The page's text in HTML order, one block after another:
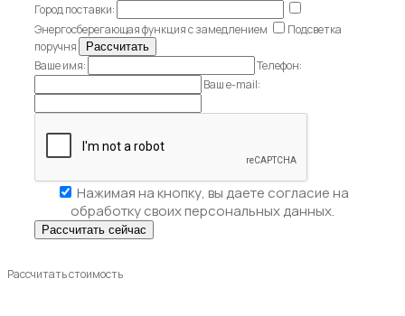
Город поставки:
Энергосберегающая функция с замедлением
Подсветка
поручня
Ваше имя:
Телефон:
Ваш e-mail:
Нажимая на кнопку, вы даете согласие на
обработку своих персональных данных.
Рассчитать стоимость